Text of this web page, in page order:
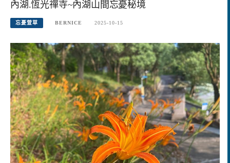
內湖.恆光禪寺~內湖山間忘憂秘境
忘憂萱草 BERNICE 2025-10-15